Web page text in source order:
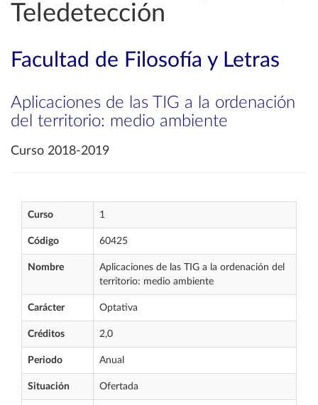
Teledetección
Facultad de Filosofía y Letras
Aplicaciones de las TIG a la ordenación
del territorio: medio ambiente
Curso 2018-2019
Curso 1
Código 60425
Nombre
Aplicaciones de las TIG a la ordenación del
territorio: medio ambiente
Carácter Optativa
Créditos 2,0
Periodo Anual
Situación Ofertada